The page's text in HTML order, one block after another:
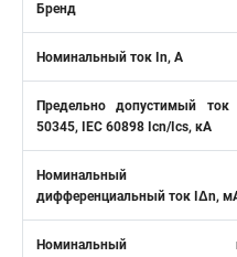
Бренд
Номинальный ток In, А
Предельно допустимый
50345, IEC 60898 Icn/Ics, кA
Номинальный
дифференциальный ток IΔn,
Номинальный